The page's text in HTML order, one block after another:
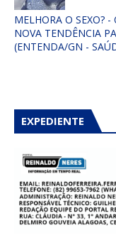
MELHORA O SEXO?
NOVA TENDÊNCIA
(ENTENDA/GN -
EXPEDIENTE